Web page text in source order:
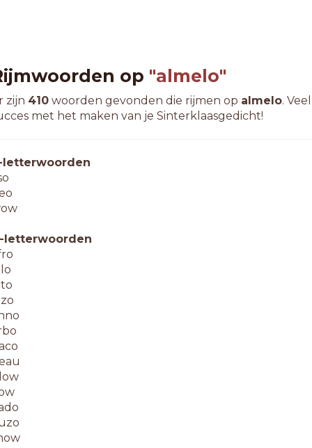
op "almelo"
zijn 410woorden gevonden die rijmen op almelo. Veel
met het maken van je Sinterklaasgedicht!
letterwoorden
letterwoorden